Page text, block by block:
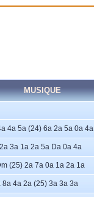
MUSIQUE
4a 5a (24) 6a 2a 5a 0a 4a
3a 1a 2a 5a Da 0a 4a
(25) 2a 7a 0a 1a 2a 1a
8a 4a 2a (25) 3a 3a 3a